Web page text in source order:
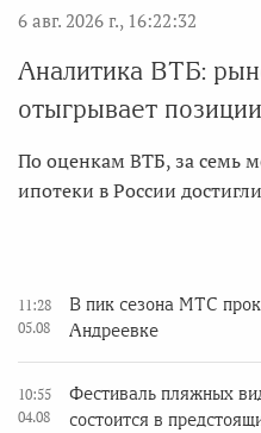
6 авг. 2026 г., 16:22:32
Аналитика ВТБ:
отыгрывает позиции
По оценкам ВТБ, за семь
ипотеки в России
11:28
05.08
В пик сезона МТС
Андреевке
10:55
04.08
Фестиваль пляжных
состоится в